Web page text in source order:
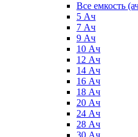
Все емкость
5 Ач
7 Ач
9 Ач
10 Ач
12 Ач
14 Ач
16 Ач
18 Ач
20 Ач
24 Ач
28 Ач
30 Ач